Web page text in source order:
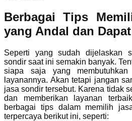
Berbagai Tips
yang Andal dan
Seperti yang sudah dijelaskan
sondir saat ini semakin banyak.
siapa saja yang
layanannya. Akan tetapi jangan
jasa sondir tersebut. Karena tidak
dan memberikan layanan
berbagai tips dalam memilih
terpercaya berikut ini, seperti: